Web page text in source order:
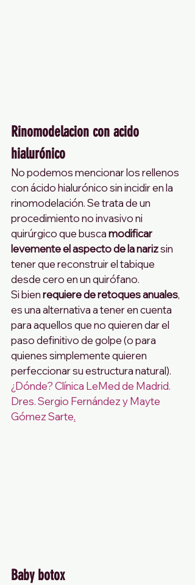
Rinomodelacion con acido
hialurónico
No podemos mencionar los rellenos
con ácido hialurónico sin incidir en la
rinomodelación. Se trata de un
procedimiento no invasivo ni
quirúrgico que busca modificar
levemente el aspecto de la nariz sin
tener que reconstruir el tabique
desde cero en un quirófano.
Si bien requiere de retoques anuales,
es una alternativa a tener en cuenta
para aquellos que no quieren dar el
paso definitivo de golpe (o para
quienes simplemente quieren
perfeccionar su estructura natural).
¿Dónde? Clínica LeMed de Madrid.
Dres. Sergio Fernández y Mayte
Gómez Sarte.
Baby botox